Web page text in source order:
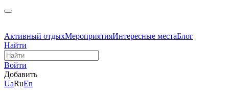
Активный отдыхМероприятияИнтересные местаБлог
Найти
Войти
Добавить
UaRuEn